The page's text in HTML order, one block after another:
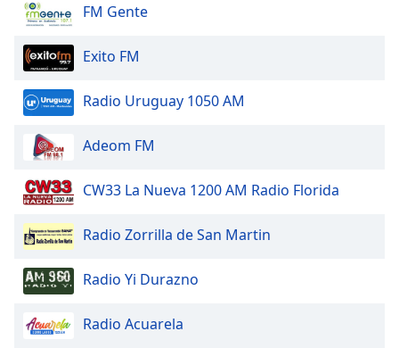
FM Gente
Exito FM
Radio Uruguay 1050 AM
Adeom FM
CW33 La Nueva 1200 AM Radio Florida
Radio Zorrilla de San Martin
Radio Yi Durazno
Radio Acuarela